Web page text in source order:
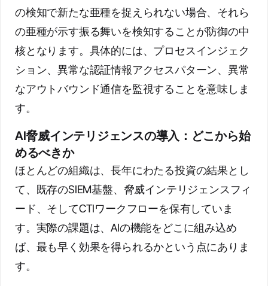
の検知で新たな亜種を捉えられない場合、それら
の亜種が示す振る舞いを検知することが防御の中
核となります。具体的には、プロセスインジェク
ション、異常な認証情報アクセスパターン、異常
なアウトバウンド通信を監視することを意味しま
す。
AI脅威インテリジェンスの導入：どこから始
めるべきか
ほとんどの組織は、長年にわたる投資の結果とし
て、既存のSIEM基盤、脅威インテリジェンスフィ
ード、そしてCTIワークフローを保有していま
す。実際の課題は、AIの機能をどこに組み込め
ば、最も早く効果を得られるかという点にありま
す。